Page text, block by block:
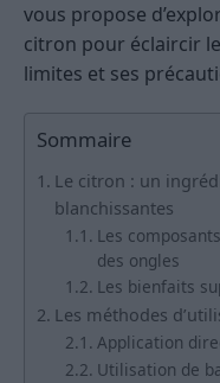
vous propose
citron pour éclaircir
limites et ses
Sommaire
Le citron : un
blanchissantes
Les
des ongles
Les bienfaits
Les méthodes
Application
Utilisation de